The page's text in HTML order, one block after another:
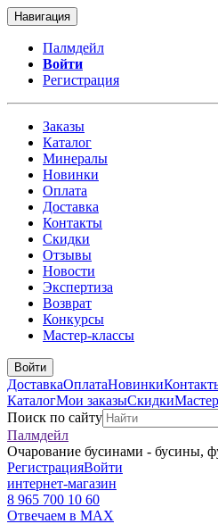
Навигация
Палмдейл
Войти
Регистрация
Заказы
Каталог
Минералы
Новинки
Оплата
Доставка
Контакты
Скидки
Отзывы
Новости
Экспертиза
Возврат
Конкурсы
Мастер-классы
Войти
ДоставкаОплатаНовинки
КаталогМои заказыСкидки
Поиск по сайту
Палмдейл
Очарование бусинами - бусины,
РегистрацияВойти
интернет-магазин
8 965 700 10 60
Отвечаем в MAX